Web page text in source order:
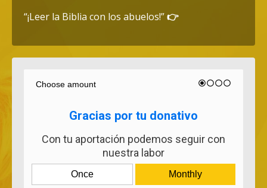
“¡Leer la Biblia con los abuelos!”👉